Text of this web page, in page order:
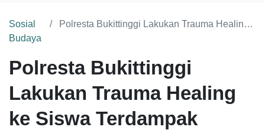
Sosial
Budaya
Polresta Bukittinggi Lakukan Trauma Healing ke Siswa Terdampak Erupsi Marapi
Polresta Bukittinggi
Lakukan Trauma Healing
ke Siswa Terdampak